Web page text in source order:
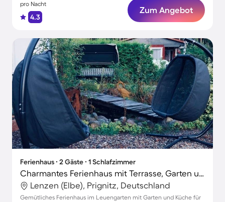
pro Nacht
4.3
Zum Angebot
Ferienhaus ∙ 2 Gäste ∙ 1 Schlafzimmer
Charmantes Ferienhaus mit Terrasse, Garten und Grill | Haustiere erlaubt
Lenzen (Elbe), Prignitz, Deutschland
Gemütliches Ferienhaus im Leuengarten mit Garten und Küche für